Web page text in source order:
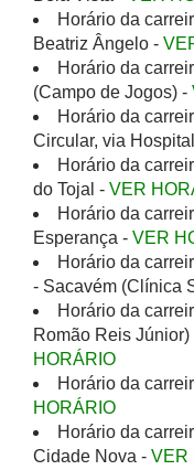
Horário da
Beatriz Ângelo -
Horário da
(Campo de Jogos) -
Horário da
Circular, via
Horário da
do Tojal - VER
Horário da
Esperança - VER
Horário da
- Sacavém (Clínica
Horário da
Romão Reis
HORÁRIO
Horário da
HORÁRIO
Horário da
Cidade Nova - VER